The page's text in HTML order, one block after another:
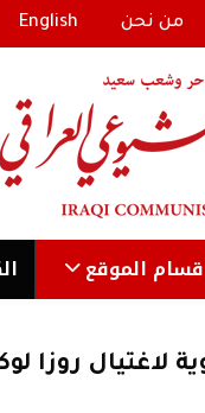
من نحن English
الموقع
لاغتيال روزا